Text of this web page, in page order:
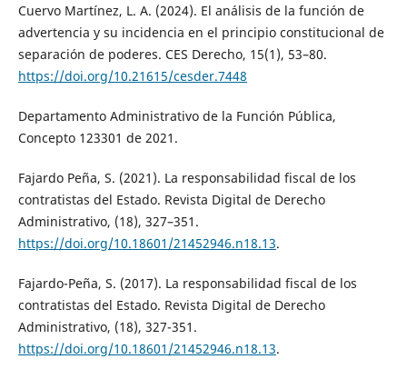
Cuervo Martínez, L. A. (2024). El análisis de la función de
advertencia y su incidencia en el principio constitucional de
separación de poderes. CES Derecho, 15(1), 53–80.
https://doi.org/10.21615/cesder.7448
Departamento Administrativo de la Función Pública,
Concepto 123301 de 2021.
Fajardo Peña, S. (2021). La responsabilidad fiscal de los
contratistas del Estado. Revista Digital de Derecho
Administrativo, (18), 327–351.
https://doi.org/10.18601/21452946.n18.13.
Fajardo-Peña, S. (2017). La responsabilidad fiscal de los
contratistas del Estado. Revista Digital de Derecho
Administrativo, (18), 327-351.
https://doi.org/10.18601/21452946.n18.13.